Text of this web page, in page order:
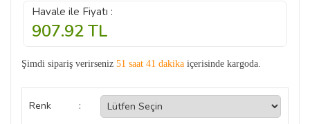
Havale ile Fiyatı :
907.92TL
Şimdi sipariş verirseniz 51 saat 41 dakika içerisinde kargoda.
Renk :